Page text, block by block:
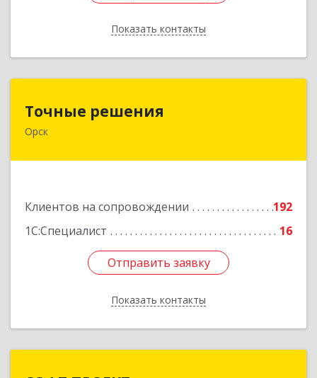
Показать контакты
Назад
Точные решения
Орск
Клиентов на сопровождении
192
1С:Специалист
16
Отправить заявку
Показать контакты
Подробнее
Отправить заявку
Назад